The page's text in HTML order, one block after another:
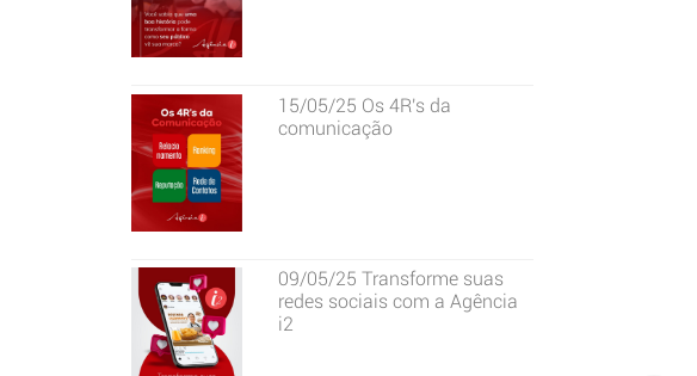
15/05/25 Os 4R's da
comunicação
09/05/25 Transforme suas
redes sociais com a Agência
i2